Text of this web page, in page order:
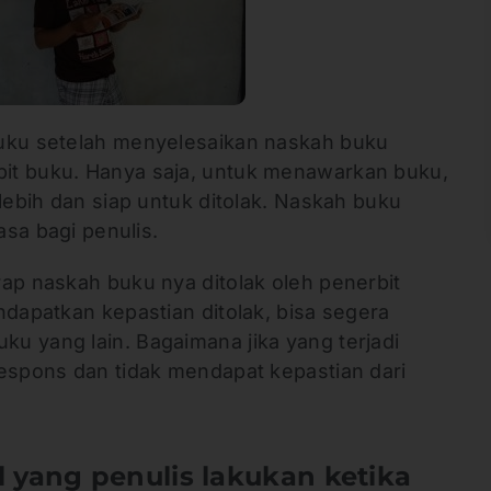
setelah menyelesaikan naskah buku
buku. Hanya saja, untuk menawarkan buku,
dan siap untuk ditolak. Naskah buku
bagi penulis.
naskah buku nya ditolak oleh penerbit
kepastian ditolak, bisa segera
yang lain. Bagaimana jika yang terjadi
dan tidak mendapat kepastian dari
yang penulis lakukan ketika